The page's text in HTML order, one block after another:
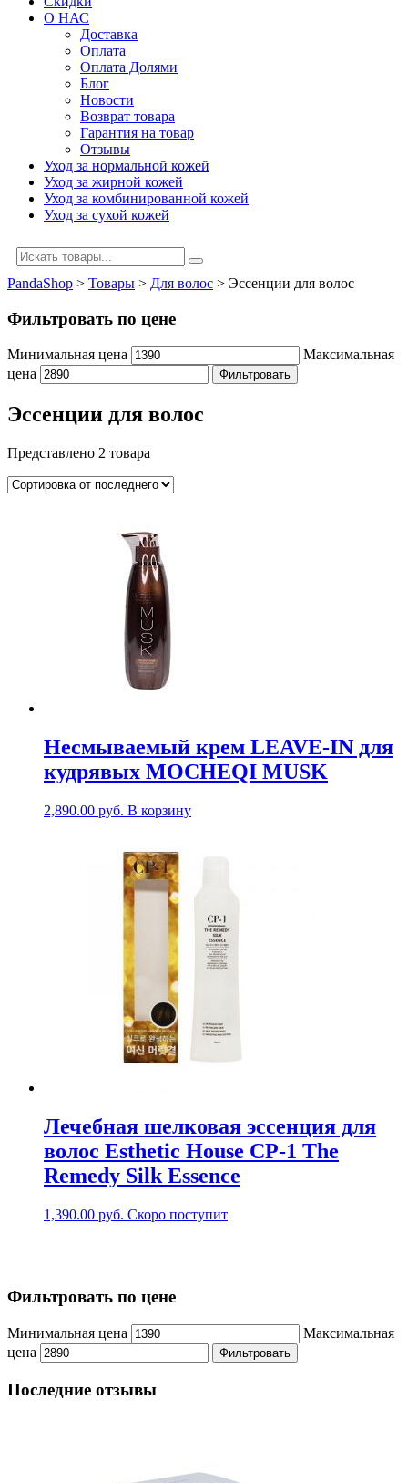
О НАС
Доставка
Оплата
Оплата Долями
Блог
Новости
Возврат товара
Гарантия на товар
Отзывы
Уход за нормальной кожей
Уход за жирной кожей
Уход за комбинированной кожей
Уход за сухой кожей
PandaShop > Товары > Для волос > Эссенции для волос
Фильтровать по цене
Минимальная цена
Максимальная
цена
Фильтровать
Эссенции для волос
Представлено 2 товара
Несмываемый крем LEAVE-IN для
кудрявых MOCHEQI MUSK
2,890.00 руб. В корзину
Лечебная шелковая эссенция для
волос Esthetic House CP-1 The
Remedy Silk Essence
1,390.00 руб. Скоро поступит
Фильтровать по цене
Минимальная цена
Максимальная
цена
Фильтровать
Последние отзывы